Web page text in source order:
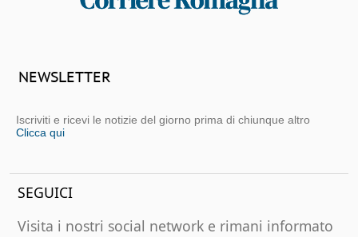
NEWSLETTER
Iscriviti e ricevi le notizie del giorno prima di chiunque altro
Clicca qui
SEGUICI
Visita i nostri social network e rimani informato